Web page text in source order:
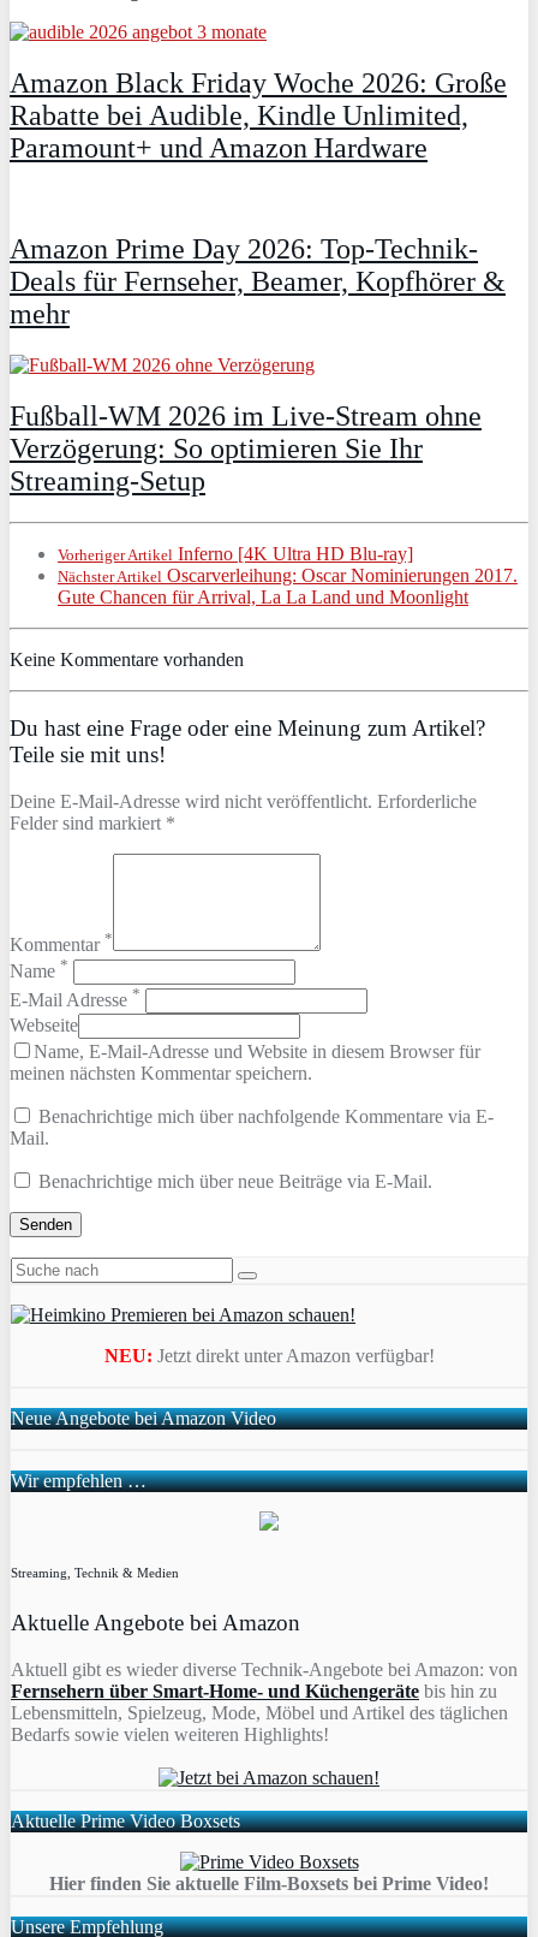
Amazon Black Friday Woche 2026: Große
Rabatte bei Audible, Kindle Unlimited,
Paramount+ und Amazon Hardware
Amazon Prime Day 2026: Top-Technik-
Deals für Fernseher, Beamer, Kopfhörer &
mehr
Fußball-WM 2026 im Live-Stream ohne
Verzögerung: So optimieren Sie Ihr
Streaming-Setup
Vorheriger Artikel Inferno [4K Ultra HD Blu-ray]
Nächster Artikel Oscarverleihung: Oscar Nominierungen 2017.
Gute Chancen für Arrival, La La Land und Moonlight
Keine Kommentare vorhanden
Du hast eine Frage oder eine Meinung zum Artikel?
Teile sie mit uns!
Deine E-Mail-Adresse wird nicht veröffentlicht. Erforderliche
Felder sind markiert *
Kommentar *
Name *
E-Mail Adresse *
Webseite
Name, E-Mail-Adresse und Website in diesem Browser für
meinen nächsten Kommentar speichern.
Benachrichtige mich über nachfolgende Kommentare via E-
Mail.
Benachrichtige mich über neue Beiträge via E-Mail.
NEU: Jetzt direkt unter Amazon verfügbar!
Neue Angebote bei Amazon Video
Wir empfehlen …
Streaming, Technik & Medien
Aktuelle Angebote bei Amazon
Aktuell gibt es wieder diverse Technik-Angebote bei Amazon: von
Fernsehern über Smart-Home- und Küchengeräte bis hin zu
Lebensmitteln, Spielzeug, Mode, Möbel und Artikel des täglichen
Bedarfs sowie vielen weiteren Highlights!
Aktuelle Prime Video Boxsets
Hier finden Sie aktuelle Film-Boxsets bei Prime Video!
Unsere Empfehlung